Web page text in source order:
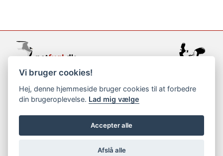
support@netfugl.dk
copyright © 2002-2023
Vi bruger cookies!
Hej, denne hjemmeside bruger cookies til at forbedre
din brugeroplevelse. Lad mig vælge
Accepter alle
Afslå alle